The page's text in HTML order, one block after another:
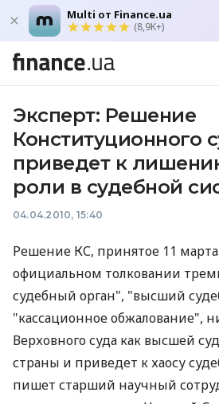
Multi от Finance.ua
(8,9K+)
Эксперт: Решение
Конституционного
приведет к
роли в судебной
04.04.2010, 15:40
Решение КС, принятое 11
официальном толковании
судебный орган", "высший
"кассационное обжалование",
Верховного суда как высшей
страны и приведет к хаосу
пишет старший научный